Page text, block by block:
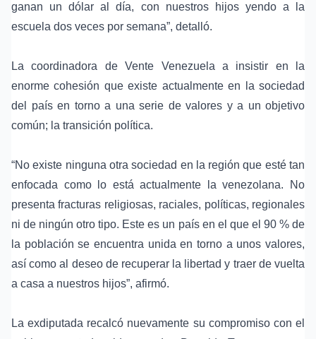
ganan un dólar al día, con nuestros hijos yendo a la
escuela dos veces por semana”, detalló.
La coordinadora deVente Venezuela a insistir en la
enorme cohesión que existe actualmente en la sociedad
del país en torno a una serie de valores y a un objetivo
común; la transición política.
“No existe ninguna otra sociedad en la región que esté tan
enfocada como lo está actualmente la venezolana. No
presenta fracturas religiosas, raciales, políticas, regionales
ni de ningún otro tipo. Este es un país en el que el 90 % de
la población se encuentra unida en torno a unos valores,
así como al deseo de recuperar la libertad y traer de vuelta
a casa a nuestros hijos”, afirmó.
La exdiputada recalcó nuevamente su compromiso con el